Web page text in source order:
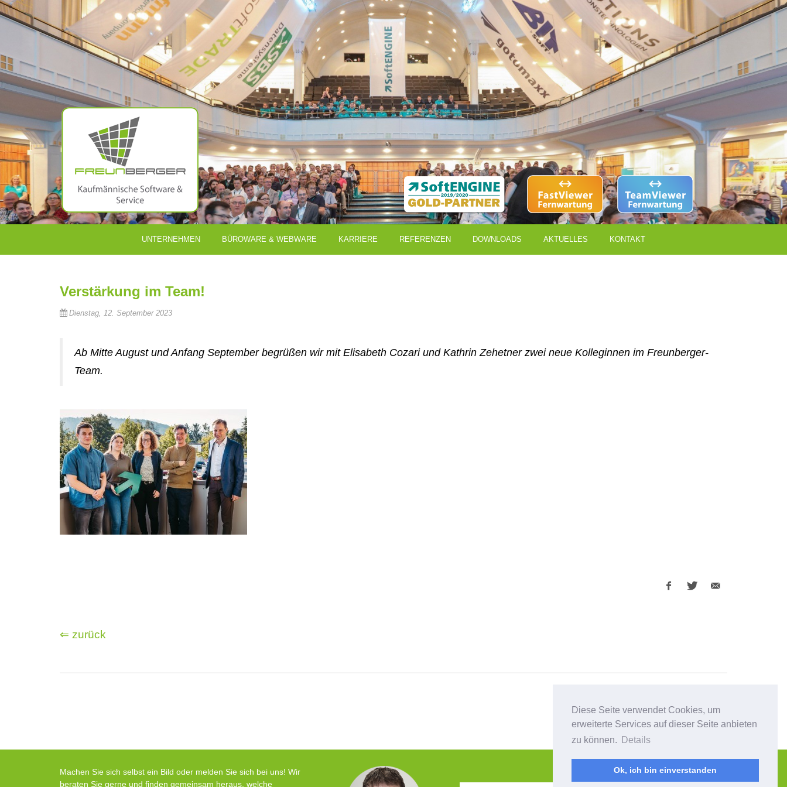
Diese Seite verwendet Cookies, um
erweiterte Services auf dieser Seite anbieten
zu können.
Details
Ok, ich bin einverstanden
UNTERNEHMEN BÜROWARE & WEBWARE KARRIERE REFERENZEN DOWNLOADS AKTUELLES KONTAKT
Verstärkung im Team!
Dienstag, 12. September 2023
Ab Mitte August und Anfang September begrüßen wir mit Elisabeth Cozari und Kathrin Zehetner zwei neue Kolleginnen im Freunberger-
Team.
⇐ zurück
Machen Sie sich selbst ein Bild oder melden Sie sich bei uns! Wir
beraten Sie gerne und finden gemeinsam heraus, welche